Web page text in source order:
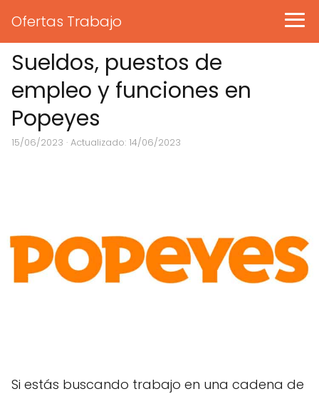
Ofertas Trabajo
Sueldos, puestos de
empleo y funciones en
Popeyes
15/06/2023 · Actualizado: 14/06/2023
Si estás buscando trabajo en una cadena de